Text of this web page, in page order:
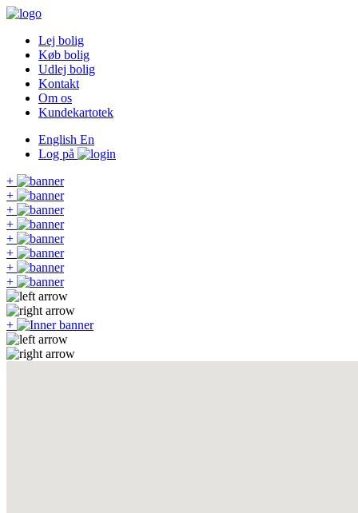
Lej bolig
Køb bolig
Udlej bolig
Kontakt
Om os
Kundekartotek
English En
Log på
+
+
+
+
+
+
+
+
+